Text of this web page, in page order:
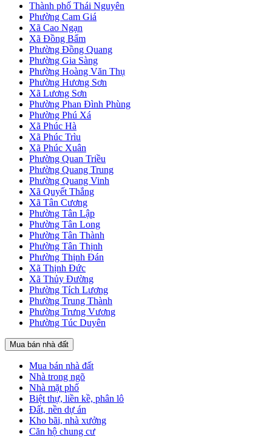
Thành phố Thái Nguyên
Phường Cam Giá
Xã Cao Ngạn
Xã Đồng Bẩm
Phường Đồng Quang
Phường Gia Sàng
Phường Hoàng Văn Thụ
Phường Hương Sơn
Xã Lương Sơn
Phường Phan Đình Phùng
Phường Phú Xá
Xã Phúc Hà
Xã Phúc Trìu
Xã Phúc Xuân
Phường Quan Triều
Phường Quang Trung
Phường Quang Vinh
Xã Quyết Thắng
Xã Tân Cương
Phường Tân Lập
Phường Tân Long
Phường Tân Thành
Phường Tân Thịnh
Phường Thịnh Đán
Xã Thịnh Đức
Xã Thủy Đường
Phường Tích Lương
Phường Trung Thành
Phường Trưng Vương
Phường Túc Duyên
Mua bán nhà đất
Mua bán nhà đất
Nhà trong ngõ
Nhà mặt phố
Biệt thự, liền kề, phân lô
Đất, nền dự án
Kho bãi, nhà xưởng
Căn hộ chung cư